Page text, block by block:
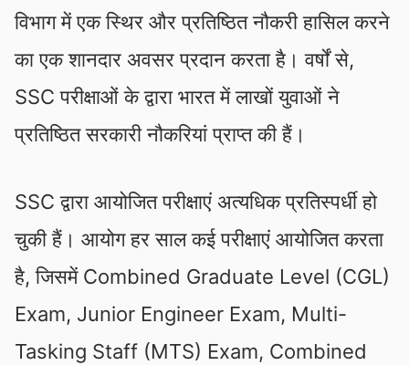
विभाग में एक स्थिर और प्रतिष्ठित नौकरी हासिल करने
का एक शानदार अवसर प्रदान करता है। वर्षों से,
SSC परीक्षाओं के द्वारा भारत में लाखों युवाओं ने
प्रतिष्ठित सरकारी नौकरियां प्राप्त की हैं।
SSC द्वारा आयोजित परीक्षाएं अत्यधिक प्रतिस्पर्धी हो
चुकी हैं। आयोग हर साल कई परीक्षाएं आयोजित करता
है, जिसमें Combined Graduate Level (CGL)
Exam, Junior Engineer Exam, Multi-
Tasking Staff (MTS) Exam, Combined